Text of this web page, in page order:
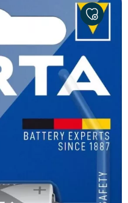
AJOUTER
À
MES
FAVORIS